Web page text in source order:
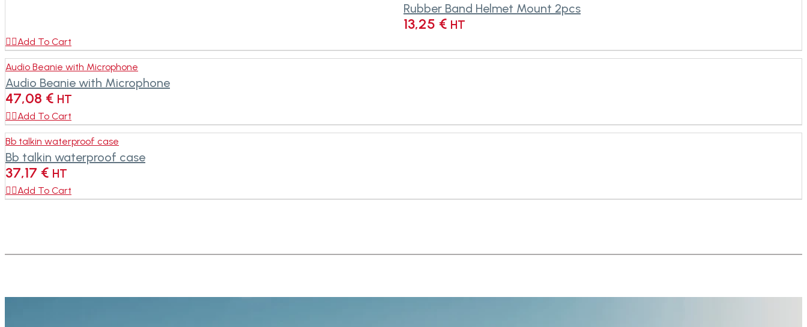
Rubber Band Helmet Mount 2pcs
13,25 € HT
Add To Cart
Audio Beanie with Microphone
Audio Beanie with Microphone
47,08 € HT
Add To Cart
Bb talkin waterproof case
Bb talkin waterproof case
37,17 € HT
Add To Cart